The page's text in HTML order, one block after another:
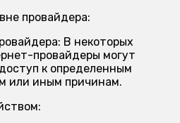
провайдера:
В некоторых
провайдеры могут
к определенным
или иным причинам.